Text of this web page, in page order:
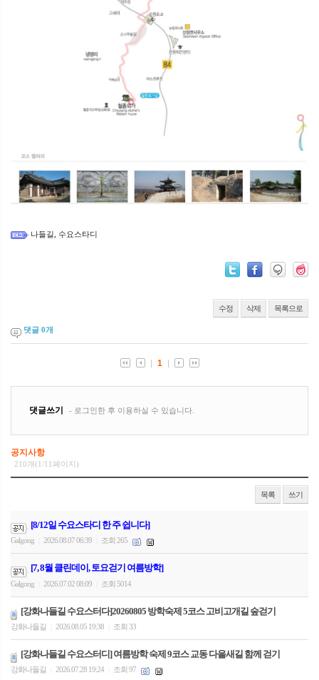
나들길, 수요스타디
수정 삭제 목록으로
댓글 0개
공지사항
210개(1/11페이지)
목록 쓰기
[8/12일 수요스타디 한 주 쉽니다]
Galgong 2026.08.07 06:39 조회 265
[7, 8월 클린데이, 토요걷기 여름방학]
Galgong 2026.07.02 08:09 조회 5014
[강화나들길 수요스터다]20260805 방학숙제 5코스 고비고개길 숲걷기
강화나들길 2026.08.05 19:38 조회 33
[강화나들길 수요스터디] 여름방학 숙제 9코스 교동 다을새길 함께 걷기
강화나들길 2026.07.28 19:24 조회 97